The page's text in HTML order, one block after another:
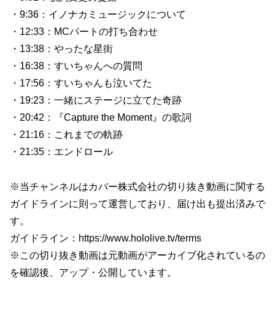
・9:36：イノナカミュージックについて
・12:33：MCパートの打ち合わせ
・13:38：やったな星街
・16:38：すいちゃんへの質問
・17:56：すいちゃんも泣いてた
・19:23：一緒にステージに立てた奇跡
・20:42：『Capture the Moment』の歌詞
・21:16：これまでの軌跡
・21:35：エンドロール
※当チャンネルはカバー株式会社の切り抜き動画に関する
ガイドラインに則って運営しており、届け出も提出済みで
す。
ガイドライン：https://www.hololive.tv/terms
※この切り抜き動画は元動画がアーカイブ化されているの
を確認後、アップ・公開しています。